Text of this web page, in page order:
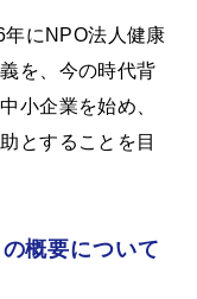
年にNPO法人健康
を、今の時代背
小企業を始め、
とすることを目
概要について